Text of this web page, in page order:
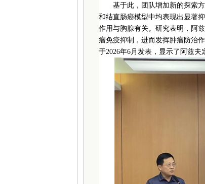
基于此，团队增加新的探索
和结直肠癌模型中均表现出显著
作用与胸腺有关。研究表明，阿
瘤免疫抑制，进而发挥肿瘤防治
于2026年6月发表，显示了阿兹